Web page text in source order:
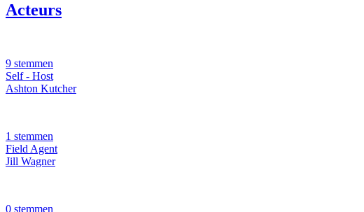
Acteurs
9 stemmen
Self - Host
Ashton Kutcher
1 stemmen
Field Agent
Jill Wagner
0 stemmen